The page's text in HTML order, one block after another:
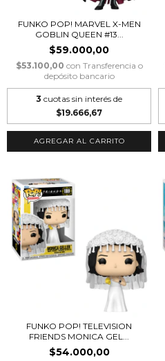
FUNKO POP! MARVEL X-MEN
GOBLIN QUEEN #13...
$59.000,00
$53.100,00 con Transferencia o
depósito bancario
3 cuotas sin interés de
$19.666,67
FUNKO POP! TELEVISION
FRIENDS MONICA GEL...
$54.000,00